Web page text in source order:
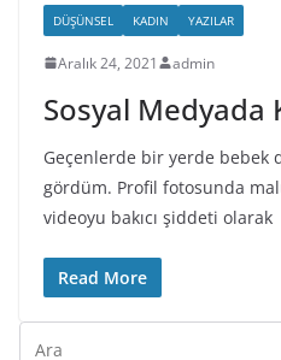
DÜŞÜNSEL KADIN YAZILAR
Aralık 24, 2021 admin
Sosyal Medyada
Geçenlerde bir yerde bebek
gördüm. Profil fotosunda
videoyu bakıcı şiddeti olarak
Read More